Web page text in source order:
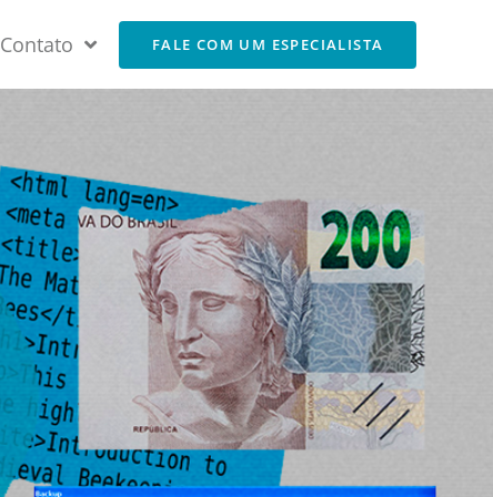
Contato FALE COM UM ESPECIALISTA